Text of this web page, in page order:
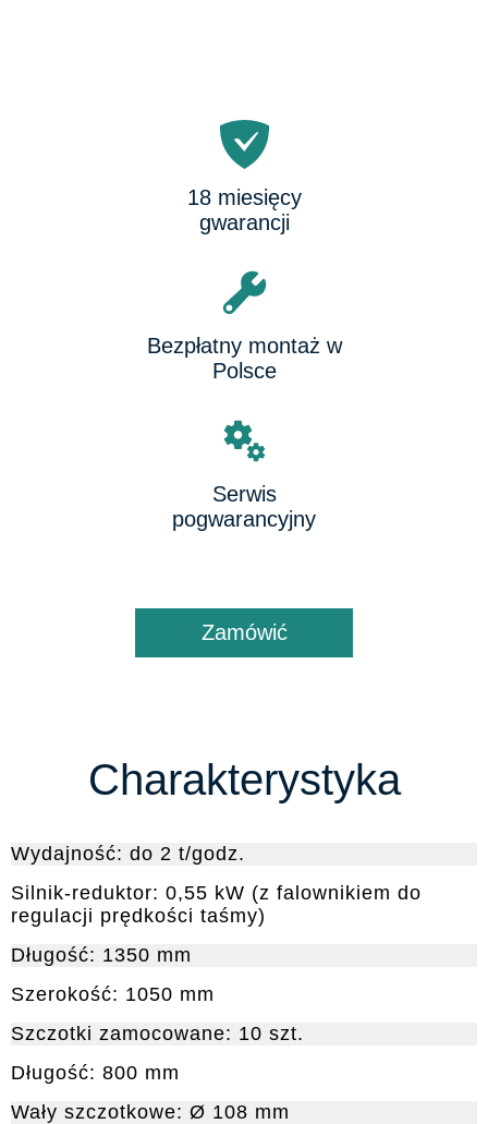
18 miesięcy
gwarancji
Bezpłatny montaż w
Polsce
Serwis
pogwarancyjny
Zamówić
Charakterystyka
Wydajność: do 2 t/godz.
Silnik-reduktor: 0,55 kW (z falownikiem do
regulacji prędkości taśmy)
Długość: 1350 mm
Szerokość: 1050 mm
Szczotki zamocowane: 10 szt.
Długość: 800 mm
Wały szczotkowe: Ø 108 mm